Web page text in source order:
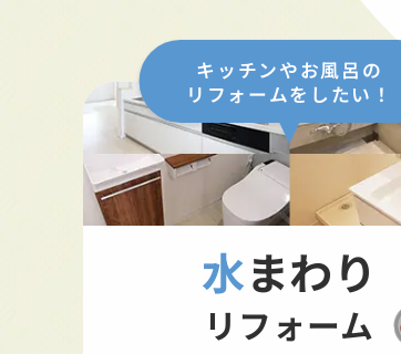
キッチンやお風呂の
リフォームをしたい！
水まわり
リフォーム